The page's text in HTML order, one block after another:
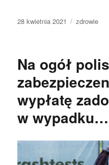
Data
28 kwietnia 2021 Kategorie
zdrowie
Na ogół
wypłatę
w wypadku…